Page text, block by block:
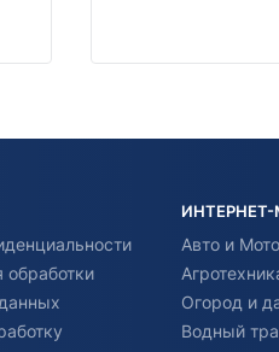
обработки
Авто и Мото
Огород и
Водный